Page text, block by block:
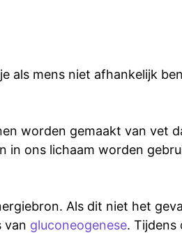
als mens niet afhankelijk
worden gemaakt van vet
in ons lichaam worden
Als dit niet het
van gluconeogenese. Tijdens